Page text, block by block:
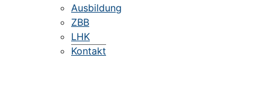
Ausbildung
ZBB
LHK
Kontakt